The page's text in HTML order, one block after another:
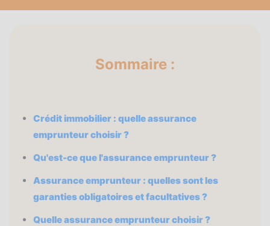
Sommaire :
Crédit immobilier : quelle assurance
emprunteur choisir ?
Qu'est-ce que l'assurance emprunteur ?
Assurance emprunteur : quelles sont les
garanties obligatoires et facultatives ?
Quelle assurance emprunteur choisir ?